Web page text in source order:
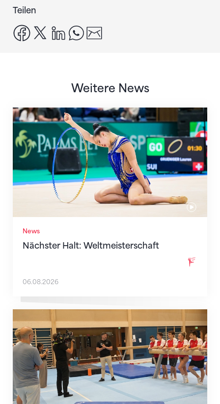
Teilen
facebook
x linkedinwhatsapp
Weitere News
News
Nächster Halt: Weltmeisterschaft
Nächster Halt: Weltmeisterschaft
06.08.2026
Mit klaren Zielen nach Zagreb